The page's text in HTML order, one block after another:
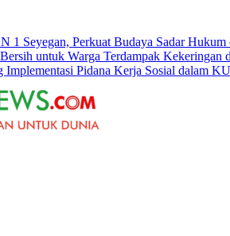
1 Seyegan, Perkuat Budaya Sadar Hukum
untuk Warga Terdampak Kekeringan
Pidana Kerja Sosial dalam